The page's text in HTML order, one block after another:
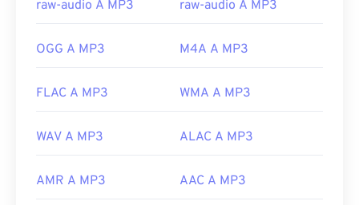
Link utili:
https://mpeg.chiariglione.org/standards/mpeg-
raw-audio A MP3 raw-audio A MP3
OGG A MP3 M4A A MP3
FLAC A MP3 WMA A MP3
WAV A MP3 ALAC A MP3
AMR A MP3 AAC A MP3